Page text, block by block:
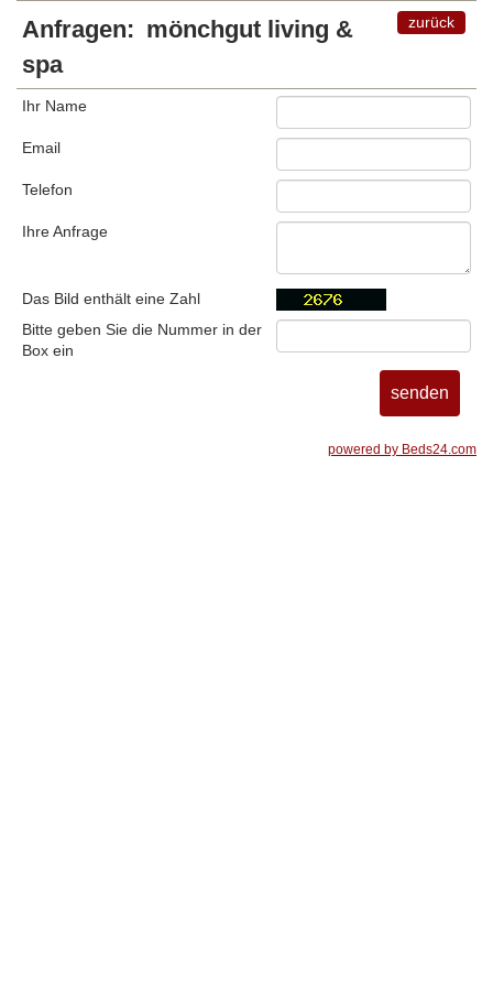
zurück
Anfragen: mönchgut living &
spa
Ihr Name
Email
Telefon
Ihre Anfrage
Das Bild enthält eine Zahl
Bitte geben Sie die Nummer in der
Box ein
powered by Beds24.com